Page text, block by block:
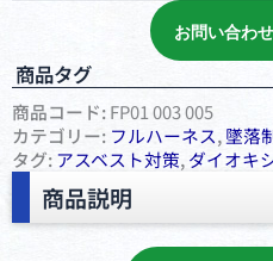
お問い合わ
商品タグ
商品コード:FP01 003 005
カテゴリー: フルハーネス,墜落
タグ:アスベスト対策,ダイオキ
商品説明